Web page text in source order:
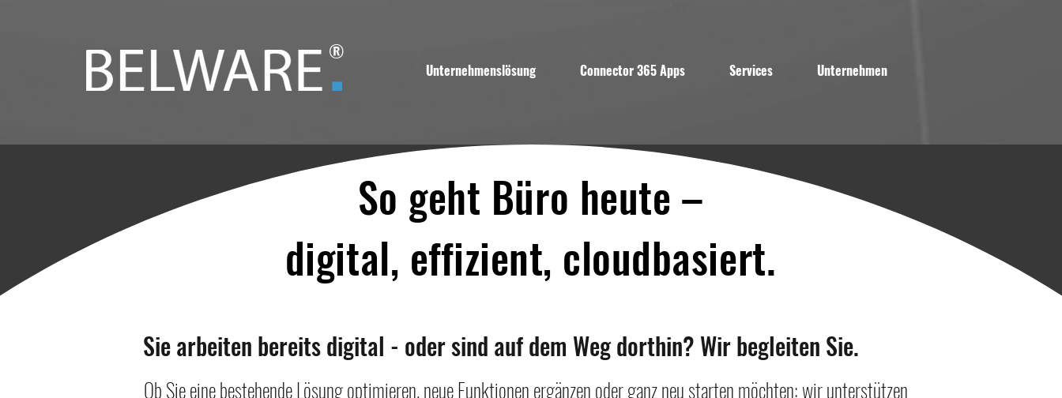
®
Unternehmenslösung Connector 365 Apps Services Unternehmen
So geht Büro heute –
digital, effizient, cloudbasiert.
Sie arbeiten bereits digital - oder sind auf dem Weg dorthin? Wir begleiten Sie.
Ob Sie eine bestehende Lösung optimieren, neue Funktionen ergänzen oder ganz neu starten möchten: wir unterstützen